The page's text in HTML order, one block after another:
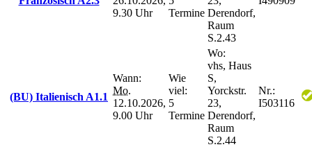
9.30 Uhr
Termine Derendorf,
Raum
S.2.43
(BU) Italienisch A1.1
Wann:
Mo.
12.10.2026,
9.00 Uhr
Wie
viel:
5
Termine
Wo:
vhs, Haus
S,
Yorckstr.
23,
Derendorf,
Raum
S.2.44
Nr.:
I503116